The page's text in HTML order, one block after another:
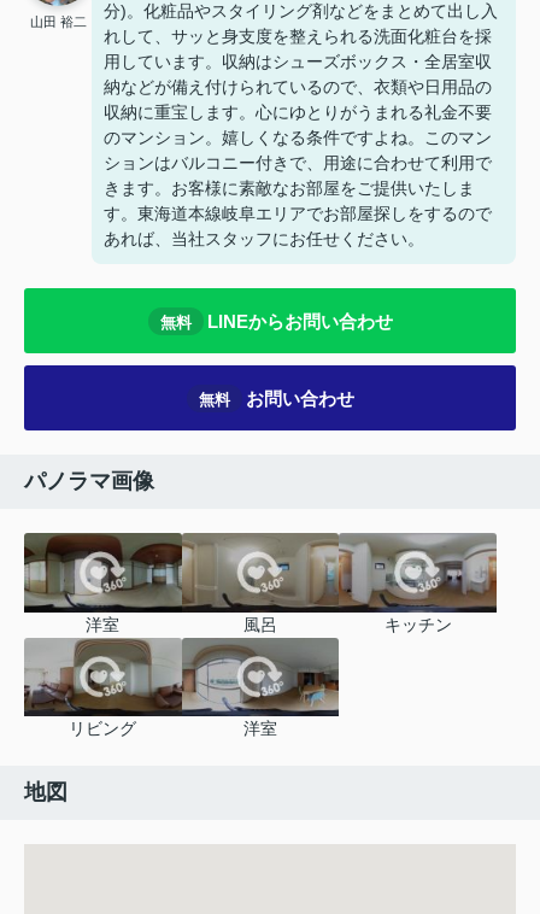
山田 裕二
分)。化粧品やスタイリング剤などをまとめて出し入
れして、サッと身支度を整えられる洗面化粧台を採
用しています。収納はシューズボックス・全居室収
納などが備え付けられているので、衣類や日用品の
収納に重宝します。心にゆとりがうまれる礼金不要
のマンション。嬉しくなる条件ですよね。このマン
ションはバルコニー付きで、用途に合わせて利用で
きます。お客様に素敵なお部屋をご提供いたしま
す。東海道本線岐阜エリアでお部屋探しをするので
あれば、当社スタッフにお任せください。
無料 LINEからお問い合わせ
無料 お問い合わせ
パノラマ画像
洋室 風呂 キッチン
リビング 洋室
地図